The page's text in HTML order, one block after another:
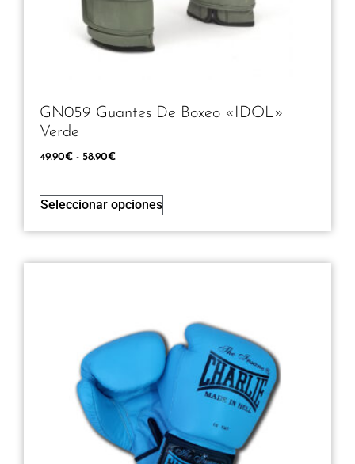
GN059 Guantes De Boxeo «IDOL»
Verde
49.90€ - 58.90€
Seleccionar opciones